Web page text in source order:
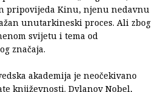
pripovijeda Kinu, njenu nedavnu
unutarkineski proces. Ali zbog
svijetu i tema od
značaja.
akademija je neočekivano
književnosti. Dylanov Nobel,